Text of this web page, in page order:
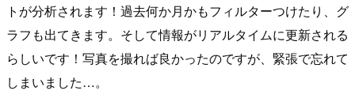
トが分析されます！過去何か月かもフィルターつけたり、グ
ラフも出てきます。そして情報がリアルタイムに更新される
らしいです！写真を撮れば良かったのですが、緊張で忘れて
しまいました…。